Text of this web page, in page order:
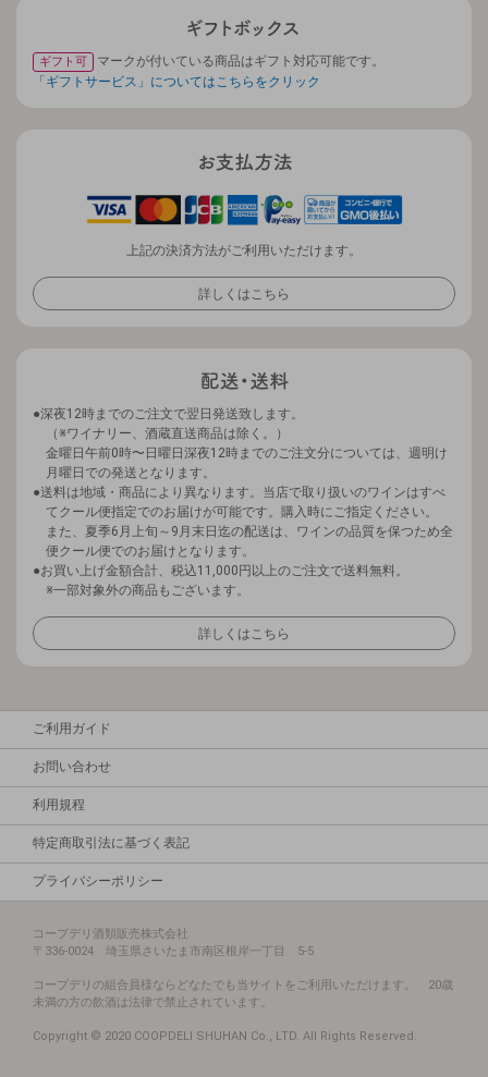
ギフト可
マークが付いている商品はギフト対応可能です。
「ギフトサービス」についてはこちらをクリック
上記の決済方法がご利用いただけます。
詳しくはこちら
深夜12時までのご注文で翌日発送致します。
（※ワイナリー、酒蔵直送商品は除く。）
金曜日午前0時〜日曜日深夜12時までのご注文分については、週明け
月曜日での発送となります。
送料は地域・商品により異なります。当店で取り扱いのワインはすべ
てクール便指定でのお届けが可能です。購入時にご指定ください。
また、夏季6月上旬～9月末日迄の配送は、ワインの品質を保つため全
便クール便でのお届けとなります。
お買い上げ金額合計、税込11,000円以上のご注文で送料無料。
※一部対象外の商品もございます。
詳しくはこちら
ご利用ガイド
お問い合わせ
利用規程
特定商取引法に基づく表記
プライバシーポリシー
コープデリ酒類販売株式会社
〒336-0024 埼玉県さいたま市南区根岸一丁目 5-5
コープデリの組合員様ならどなたでも当サイトをご利用いただけます。 20歳
未満の方の飲酒は法律で禁止されています。
Copyright © 2020 COOPDELI SHUHAN Co., LTD. All Rights Reserved.